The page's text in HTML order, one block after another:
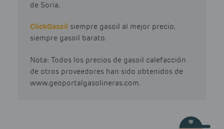
de Soria.
ClickGasoil siempre gasoil al mejor precio,
siempre gasoil barato.
Nota: Todos los precios de gasoil calefacción
de otros proveedores han sido obtenidos de
www.geoportalgasolineras.com.